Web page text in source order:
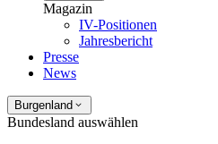
Magazin
IV-Positionen
Jahresbericht
Presse
News
Burgenland
Bundesland auswählen